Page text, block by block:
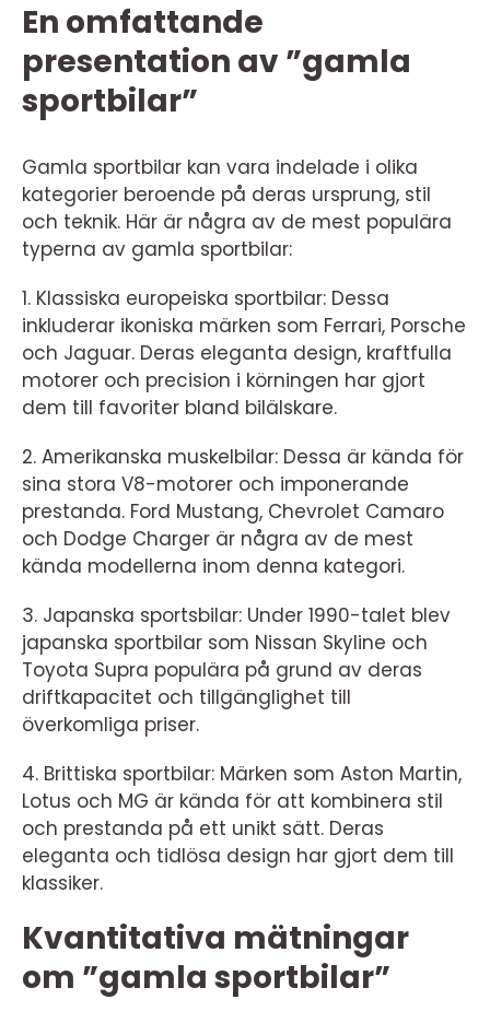
En omfattande
presentation av ”gamla
sportbilar”
Gamla sportbilar kan vara indelade i olika
kategorier beroende på deras ursprung, stil
och teknik. Här är några av de mest populära
typerna av gamla sportbilar:
1. Klassiska europeiska sportbilar: Dessa
inkluderar ikoniska märken som Ferrari, Porsche
och Jaguar. Deras eleganta design, kraftfulla
motorer och precision i körningen har gjort
dem till favoriter bland bilälskare.
2. Amerikanska muskelbilar: Dessa är kända för
sina stora V8-motorer och imponerande
prestanda. Ford Mustang, Chevrolet Camaro
och Dodge Charger är några av de mest
kända modellerna inom denna kategori.
3. Japanska sportsbilar: Under 1990-talet blev
japanska sportbilar som Nissan Skyline och
Toyota Supra populära på grund av deras
driftkapacitet och tillgänglighet till
överkomliga priser.
4. Brittiska sportbilar: Märken som Aston Martin,
Lotus och MG är kända för att kombinera stil
och prestanda på ett unikt sätt. Deras
eleganta och tidlösa design har gjort dem till
klassiker.
Kvantitativa mätningar
om ”gamla sportbilar”